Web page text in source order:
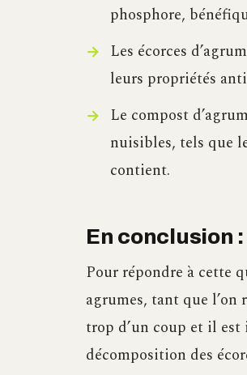
phosphore,
Les écorces
leurs propriétés
Le compost
nuisibles, tels que
contient.
En conclusion
Pour répondre à cette
agrumes, tant que
trop d’un coup et il
décomposition des